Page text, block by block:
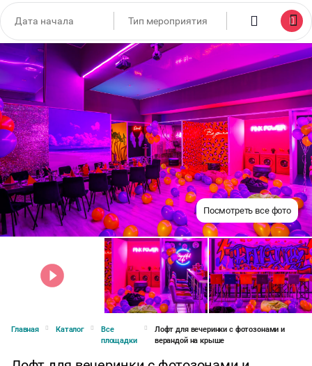
Посмотреть все фото
Главная Каталог
Все
площадки
Лофт для вечеринки с фотозонами и
верандой на крыше